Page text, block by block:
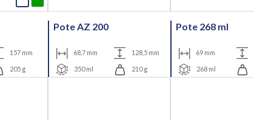
157 mm
205 g
Pote AZ 200
68,7 mm 128,5 mm
350 ml 210 g
Pote 268 ml
69 mm
268 ml